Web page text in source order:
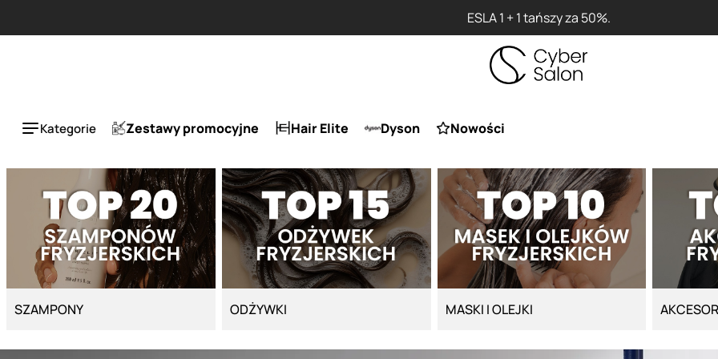
Kategorie Zestawy promocyjne Hair Elite Dyson Nowości
SZAMPONY ODŻYWKI MASKI I OLEJKI